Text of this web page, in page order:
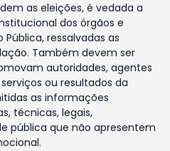
as eleições, é vedada a
dos órgãos e
ressalvadas as
Também devem ser
autoridades, agentes
ou resultados da
as informações
técnicas, legais,
pública que não apresentem